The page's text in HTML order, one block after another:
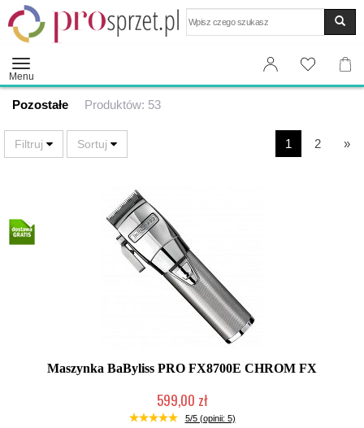
Menu
Pozostałe Produktów: 53
1 2 »
Maszynka BaByliss PRO FX8700E CHROM FX
599,00 zł
Duża ilość (wysyłka w 24h)
5/5 (opinii: 5)